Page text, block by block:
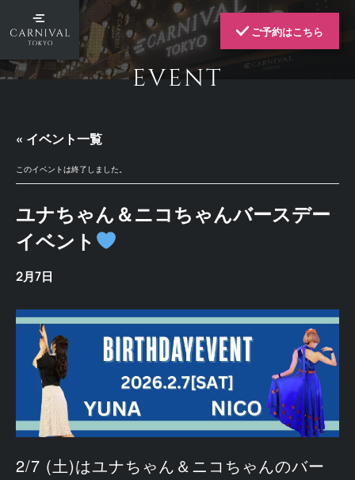
ご予約はこちら
EVENT
« イベント一覧
このイベントは終了しました。
ユナちゃん＆ニコちゃんバースデー
イベント
2月7日
2/7 (土)はユナちゃん＆ニコちゃんのバー